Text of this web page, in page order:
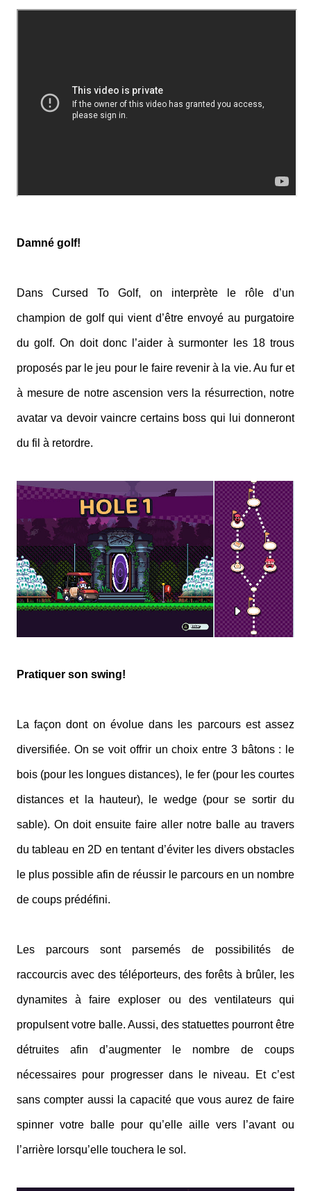
Damné golf!
Dans Cursed To Golf, on interprète le rôle d’un
champion de golf qui vient d’être envoyé au purgatoire
du golf. On doit donc l’aider à surmonter les 18 trous
proposés par le jeu pour le faire revenir à la vie. Au fur et
à mesure de notre ascension vers la résurrection, notre
avatar va devoir vaincre certains boss qui lui donneront
du fil à retordre.
Pratiquer son swing!
La façon dont on évolue dans les parcours est assez
diversifiée. On se voit offrir un choix entre 3 bâtons : le
bois (pour les longues distances), le fer (pour les courtes
distances et la hauteur), le wedge (pour se sortir du
sable). On doit ensuite faire aller notre balle au travers
du tableau en 2D en tentant d’éviter les divers obstacles
le plus possible afin de réussir le parcours en un nombre
de coups prédéfini.
Les parcours sont parsemés de possibilités de
raccourcis avec des téléporteurs, des forêts à brûler, les
dynamites à faire exploser ou des ventilateurs qui
propulsent votre balle. Aussi, des statuettes pourront être
détruites afin d’augmenter le nombre de coups
nécessaires pour progresser dans le niveau. Et c’est
sans compter aussi la capacité que vous aurez de faire
spinner votre balle pour qu’elle aille vers l’avant ou
l’arrière lorsqu’elle touchera le sol.